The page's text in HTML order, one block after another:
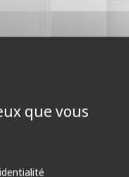
que vous